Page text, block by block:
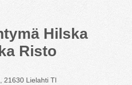
Hilska
Risto
21630 Lielahti Tl